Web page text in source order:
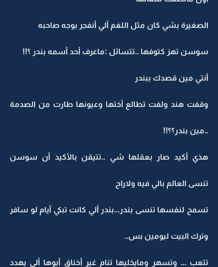
الصغيرة بشي كان مثل اللغم ألي أنفجر بوجه صاحبه
سوسن تهز كتوفها ..تتسائل :ماعرف أحد أسمه بندر ؟!!
أنتي مين قصدك ببندر
وقفت هند ولفت تطالع أختها وعيونها طارت من الصدمة
..مين بندر؟؟!!
هذي أكيد صار بعقلها شي ..تتيقن بالأكيد أن سوسن
تنسى العالم بالي فيه ولاراح
تسمح لنفسها تنسى بندر...بندر ألي كانت تبكي أيام لو سافر
وترك البيت ليومين بس..
تتعب ... وتسهر ومايخليها تنام غير أخناق أبوها ألي يهدد